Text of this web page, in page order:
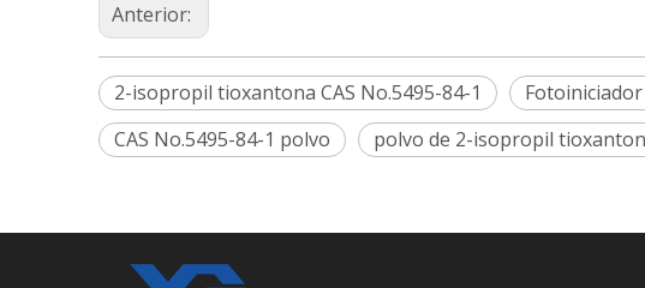
Anterior:
2-isopropil tioxantona CAS No.5495-84-1
CAS No.5495-84-1 polvo
polvo de 2-isopropil